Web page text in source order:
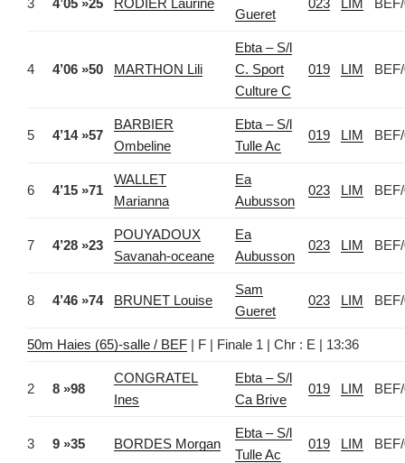
Gueret
4 4’06 »50 MARTHON Lili
Ebta – S/l
C. Sport
Culture C
019 LIM
5 4’14 »57
BARBIER
Ombeline
Ebta – S/l
Tulle Ac
019 LIM
6 4’15 »71
WALLET
Marianna
Ea
Aubusson
023 LIM
7 4’28 »23
POUYADOUX
Savanah-oceane
Ea
Aubusson
023 LIM
8 4’46 »74 BRUNET Louise
Sam
Gueret
023 LIM
50m Haies (65)-salle / BEF | F | Finale 1 | Chr : E | 13:36
2 8 »98
CONGRATEL
Ines
Ebta – S/l
Ca Brive
019 LIM
3 9 »35 BORDES Morgan
Ebta – S/l
Tulle Ac
019 LIM